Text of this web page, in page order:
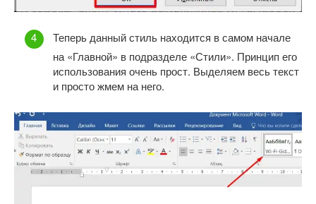
Теперь данный стиль находится в самом начале
на «Главной» в подразделе «Стили». Принцип его
использования очень прост. Выделяем весь текст
и просто жмем на него.